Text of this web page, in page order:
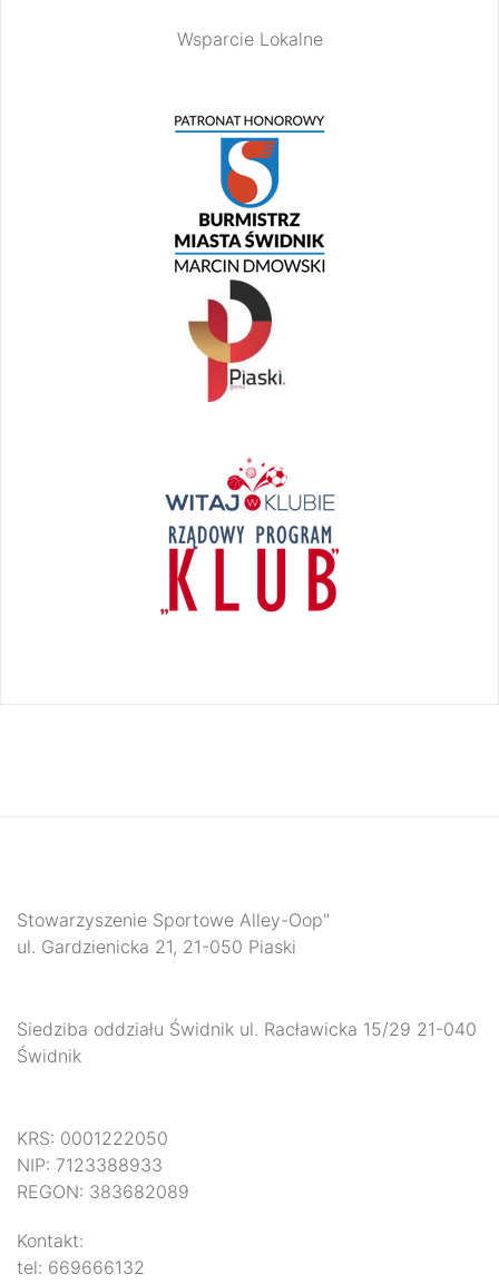
Wsparcie Lokalne
Stowarzyszenie Sportowe Alley-Oop"
ul. Gardzienicka 21, 21-050 Piaski
Siedziba oddziału Świdnik ul. Racławicka 15/29 21-040
Świdnik
KRS: 0001222050
NIP: 7123388933
REGON: 383682089
Kontakt:
tel: 669666132